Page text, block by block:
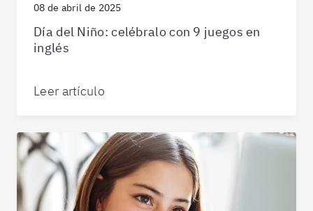
08 de abril de 2025
Día del Niño: celébralo con 9 juegos en
inglés
Leer artículo